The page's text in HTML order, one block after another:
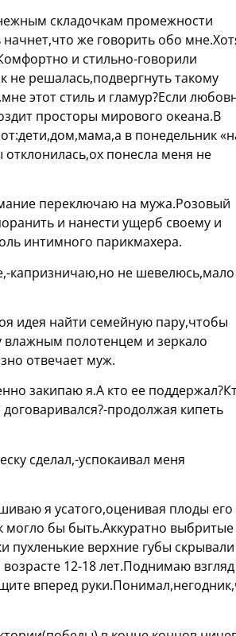
складочкам промежности
же говорить обо
и стильно-говорили
не решалась,подвергнуть такому
этот стиль и гламур?Если
просторы мирового океана.В
в понедельник
понесла меня не
переключаю на мужа.Розовый
и нанести ущерб своему и
интимного парикмахера.
капризничаю,но не
идея найти семейную пару,чтобы
влажным полотенцем и зеркало
отвечает муж.
закипаю я.А кто ее
продолжая кипеть
сделал,-успокаивал меня
я усатого,оценивая плоды его
могло бы быть.Аккуратно выбритые
пухленькие верхние губы скрывали
12-18 лет.Поднимаю взгляд
вперед